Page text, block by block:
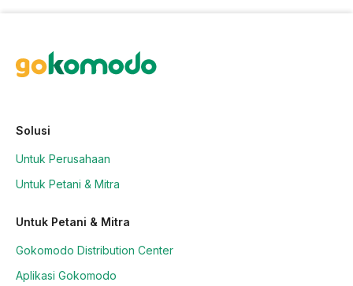
Solusi
Untuk Perusahaan
Untuk Petani & Mitra
Untuk Petani & Mitra
Gokomodo Distribution Center
Aplikasi Gokomodo